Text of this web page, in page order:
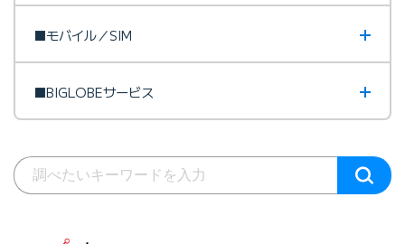
■モバイル／SIM
■BIGLOBEサービス